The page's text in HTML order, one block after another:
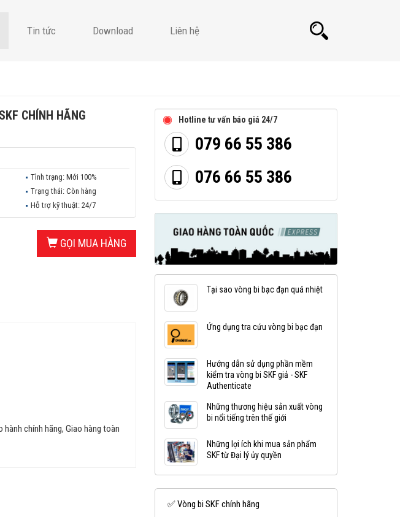
Tin tức Download Liên hệ
CHÍNH HÃNG
Tình trạng: Mới 100%
Trạng thái: Còn hàng
Hỗ trợ kỹ thuật: 24/7
GỌI MUA HÀNG
hành chính hãng, Giao hàng toàn
Hotline tư vấn báo giá 24/7
079 66 55 386
076 66 55 386
Tại sao vòng bi bạc đạn quá nhiệt
Ứng dụng tra cứu vòng bi bạc đạn
Hướng dẫn sử dụng phần mềm
kiểm tra vòng bi SKF giả - SKF
Authenticate
Những thương hiệu sản xuất vòng
bi nổi tiếng trên thế giới
Những lợi ích khi mua sản phẩm
SKF từ Đại lý ủy quyền
✅ Vòng bi SKF chính hãng